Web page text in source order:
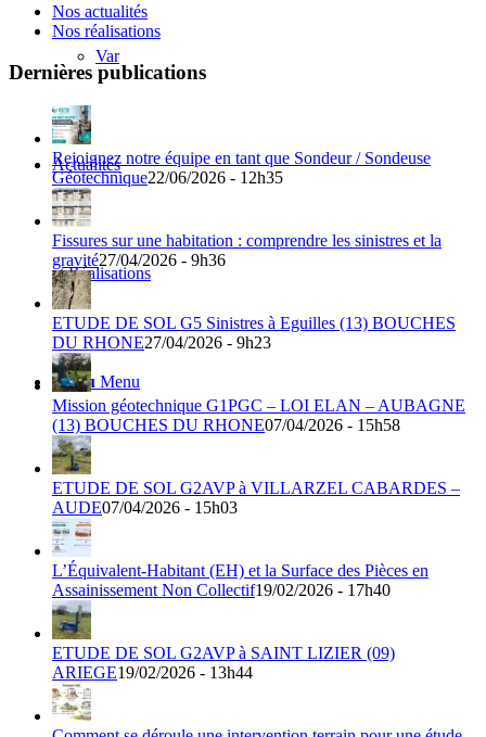
Var
Actualités
et Réalisations
Menu Menu
Nos actualités
Nos réalisations
Dernières publications
Rejoignez notre équipe en tant que Sondeur / Sondeuse
Géotechnique22/06/2026 - 12h35
Fissures sur une habitation : comprendre les sinistres et la
gravité27/04/2026 - 9h36
ETUDE DE SOL G5 Sinistres à Eguilles (13) BOUCHES
DU RHONE27/04/2026 - 9h23
Mission géotechnique G1PGC – LOI ELAN – AUBAGNE
(13) BOUCHES DU RHONE07/04/2026 - 15h58
ETUDE DE SOL G2AVP à VILLARZEL CABARDES –
AUDE07/04/2026 - 15h03
L’Équivalent-Habitant (EH) et la Surface des Pièces en
Assainissement Non Collectif19/02/2026 - 17h40
ETUDE DE SOL G2AVP à SAINT LIZIER (09)
ARIEGE19/02/2026 - 13h44